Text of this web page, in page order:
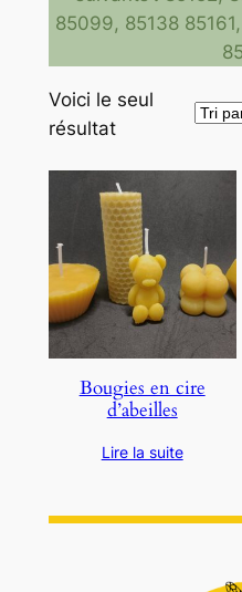
85099, 85138
Voici le seul
résultat
Bougies en cire
d’abeilles
Lire la suite